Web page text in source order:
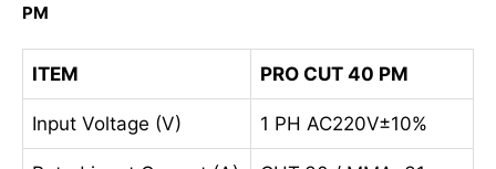
PM
ITEM PRO CUT 40 PM
Input Voltage (V) 1 PH AC220V±10%